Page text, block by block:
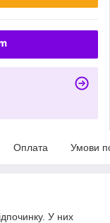
Оплата Умови
У них